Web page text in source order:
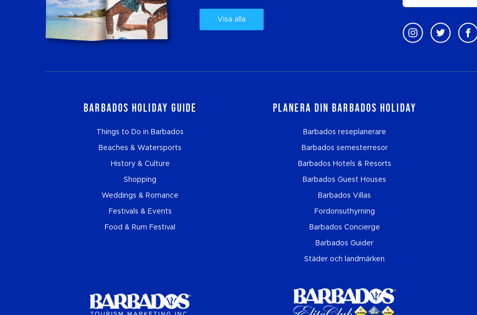
Visa alla
Barbados Holiday Guide
Things to Do in Barbados
Beaches & Watersports
History & Culture
Shopping
Weddings & Romance
Festivals & Events
Food & Rum Festival
Planera din Barbados Holiday
Barbados reseplanerare
Barbados semesterresor
Barbados Hotels & Resorts
Barbados Guest Houses
Barbados Villas
Fordonsuthyrning
Barbados Concierge
Barbados Guider
Städer och landmärken